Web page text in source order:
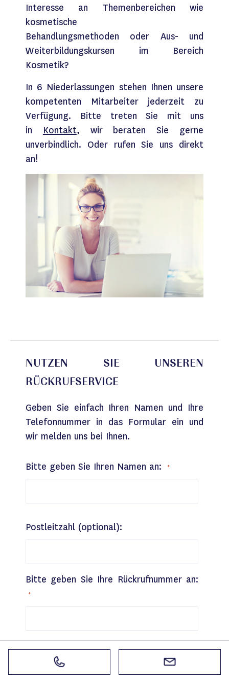
Interesse an Themenbereichen wie
kosmetische
Behandlungsmethoden oder Aus- und
Weiterbildungskursen im Bereich
Kosmetik?
In 6 Niederlassungen stehen Ihnen unsere
kompetenten Mitarbeiter jederzeit zu
Verfügung. Bitte treten Sie mit uns
in Kontakt, wir beraten Sie gerne
unverbindlich. Oder rufen Sie uns direkt
an!
NUTZEN SIE UNSEREN
RÜCKRUFSERVICE
Geben Sie einfach Ihren Namen und Ihre
Telefonnummer in das Formular ein und
wir melden uns bei Ihnen.
Bitte geben Sie Ihren Namen an:
Postleitzahl (optional):
Bitte geben Sie Ihre Rückrufnummer an:
Bitte geben Sie Ihre E-Mail Adresse an
(optional):